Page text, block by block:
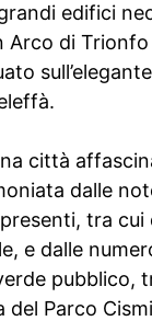
edifici
Arco di
città
dalle
tra cui
e dalle
pubblico,
del Parco